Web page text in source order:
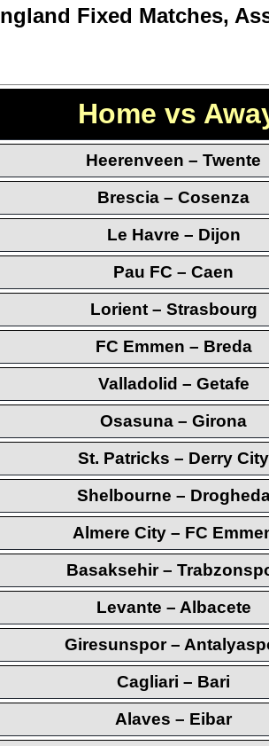
Fixed Matches,
Home vs
Heerenveen – Twente
Brescia – Cosenza
Le Havre – Dijon
Pau FC – Caen
Lorient – Strasbourg
FC Emmen – Breda
Valladolid – Getafe
Osasuna – Girona
St. Patricks – Derry City
Shelbourne –
Almere City – FC
Basaksehir –
Levante – Albacete
Giresunspor –
Cagliari – Bari
Alaves – Eibar